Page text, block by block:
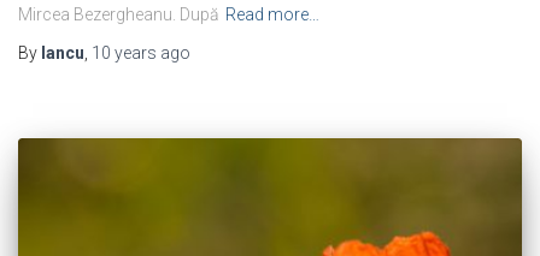
Mircea Bezergheanu. După Read more…
By Iancu 10 years ago